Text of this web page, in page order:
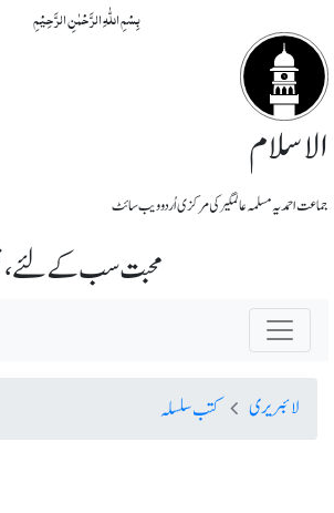
بِسۡمِ اللّٰہِ الرَّحۡمٰنِ الرَّحِیۡمِ
الاسلام
جماعت احمدیہ مسلمہ عالمگیر کی مرکزی اُردو ویب سائٹ
محبت سب کے لئے
لائبریری کتب سلسلہ